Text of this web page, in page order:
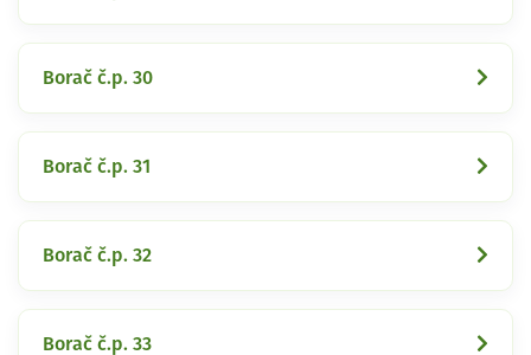
Borač č.p. 30
Borač č.p. 31
Borač č.p. 32
Borač č.p. 33